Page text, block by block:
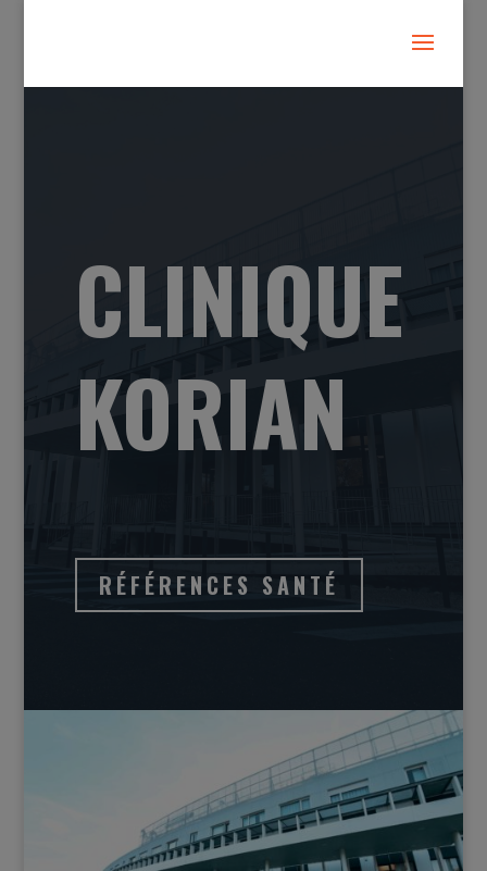
CLINIQUE
KORIAN
RÉFÉRENCES SANTÉ